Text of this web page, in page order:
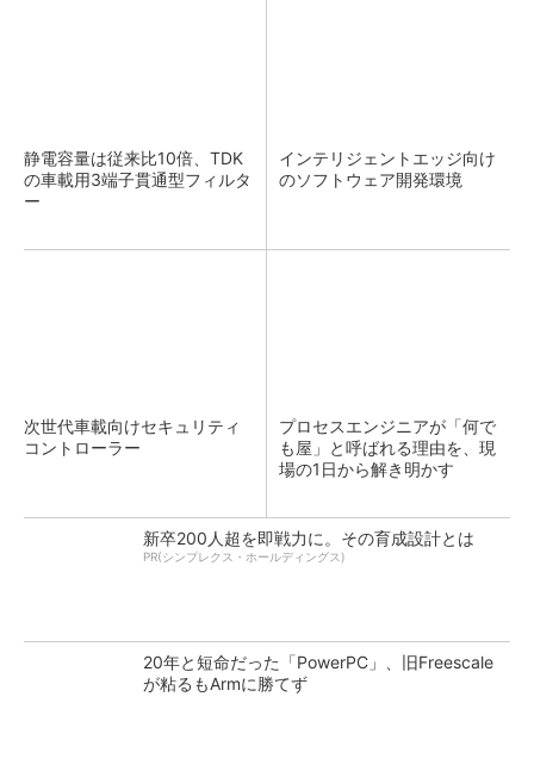
静電容量は従来比10倍、TDK
の車載用3端子貫通型フィルタ
ー
インテリジェントエッジ向け
のソフトウェア開発環境
次世代車載向けセキュリティ
コントローラー
プロセスエンジニアが「何で
も屋」と呼ばれる理由を、現
場の1日から解き明かす
新卒200人超を即戦力に。その育成設計とは
PR(シンプレクス・ホールディングス)
20年と短命だった「PowerPC」、旧Freescale
が粘るもArmに勝てず